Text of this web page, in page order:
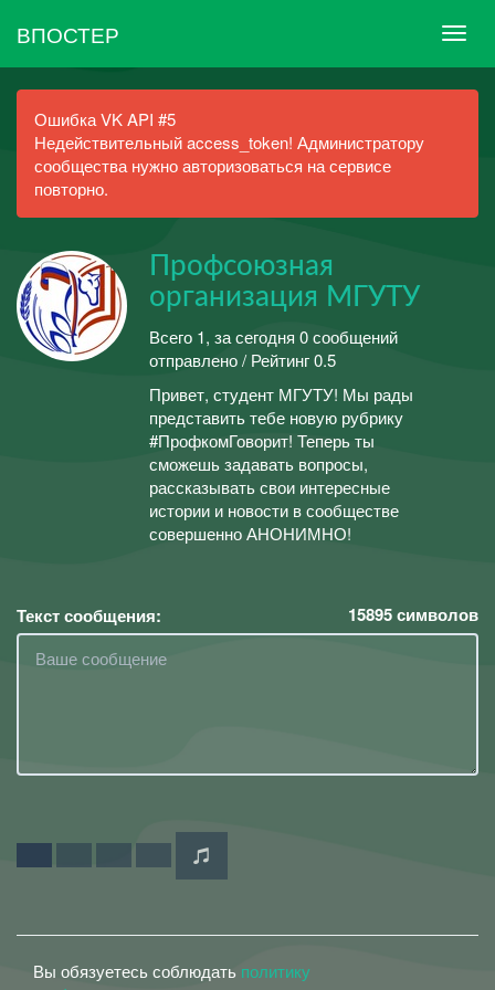
ВПОСТЕР
Ошибка VK API #5
Недействительный access_token! Администратору
сообщества нужно авторизоваться на сервисе
повторно.
Профсоюзная
организация МГУТУ
Всего 1, за сегодня 0 сообщений
отправлено / Рейтинг 0.5
Привет, студент МГУТУ! Мы рады
представить тебе новую рубрику
#ПрофкомГоворит! Теперь ты
сможешь задавать вопросы,
рассказывать свои интересные
истории и новости в сообществе
совершенно АНОНИМНО!
Текст сообщения: 15895символов
Вы обязуетесь соблюдать политику